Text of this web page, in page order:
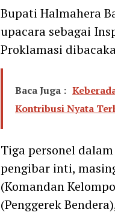
Bupati Halmahera
upacara sebagai
Proklamasi
Baca Juga :
Kontribusi Nyata
Tiga personel
pengibar inti,
(Komandan
(Penggerek